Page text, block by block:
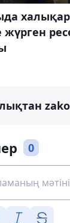
жүрген
0